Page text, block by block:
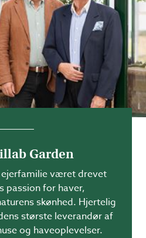
Garden
ejerfamilie været drevet
passion for haver,
skønhed. Hjertelig
største leverandør af
og haveoplevelser.